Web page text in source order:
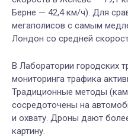
Берне — 42,4 км/ч). Для
мегаполисов с самым
Лондон со средней
В Лаборатории городских
мониторинга трафика
Традиционные методы
сосредоточены на
и охвату. Дроны дают
картину.